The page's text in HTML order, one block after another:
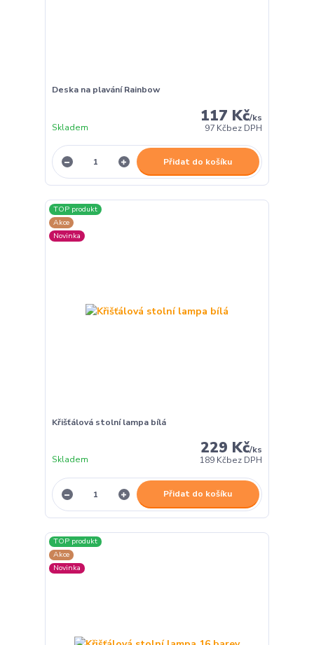
Deska na plavání Rainbow
117 Kč/ks
97 Kčbez DPH
Skladem
Přidat do košíku
TOP produkt
Akce
Novinka
Křišťálová stolní lampa bílá
229 Kč/ks
189 Kčbez DPH
Skladem
Přidat do košíku
TOP produkt
Akce
Novinka